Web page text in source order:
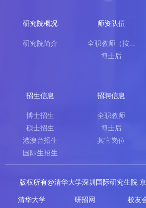
研究院概况
研究院简介
师资队伍
全职教师（按...
博士后
招生信息
博士招生
硕士招生
港澳台招生
国际生招生
招聘信息
全职教师
博士后
其它岗位
版权所有@清华大学深圳国际研究生院
清华大学 研招网 校友